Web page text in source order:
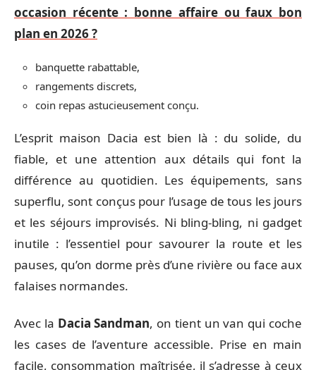
occasion récente : bonne affaire ou faux bon
plan en 2026 ?
banquette rabattable,
rangements discrets,
coin repas astucieusement conçu.
L’esprit maison Dacia est bien là : du solide, du
fiable, et une attention aux détails qui font la
différence au quotidien. Les équipements, sans
superflu, sont conçus pour l’usage de tous les jours
et les séjours improvisés. Ni bling-bling, ni gadget
inutile : l’essentiel pour savourer la route et les
pauses, qu’on dorme près d’une rivière ou face aux
falaises normandes.
Avec la Dacia Sandman, on tient un van qui coche
les cases de l’aventure accessible. Prise en main
facile, consommation maîtrisée, il s’adresse à ceux